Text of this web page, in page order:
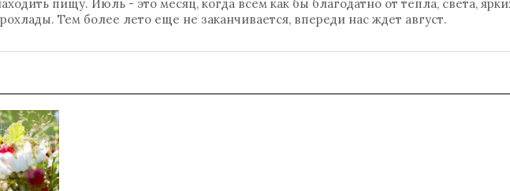
пищу. Июль - это месяц, когда всем как бы благодатно от тепла, света,
Тем более лето еще не заканчивается, впереди нас ждет август.